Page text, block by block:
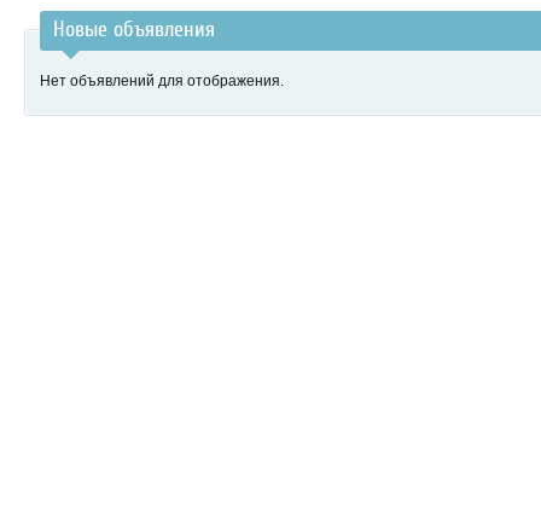
Новые объявления
Нет объявлений для отображения.